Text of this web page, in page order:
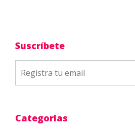
Suscríbete
Categorias